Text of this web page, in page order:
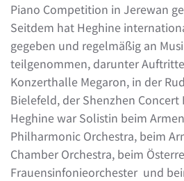
Piano Competition in Jerewan
Seitdem hat Heghine
gegeben und regelmäßig an
teilgenommen, darunter
Konzerthalle Megaron, in der
Bielefeld, der Shenzhen Concert
Heghine war Solistin beim
Philharmonic Orchestra, beim
Chamber Orchestra, beim
Frauensinfonieorchester und